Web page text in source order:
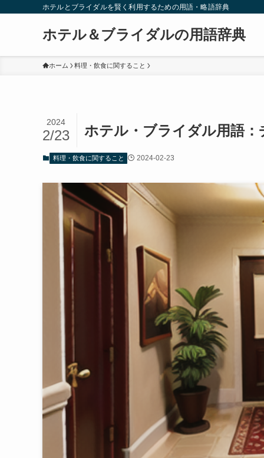
ホテルとブライダルを賢く利用するための用語・略語辞典
ホテル＆ブライダルの用語辞典
ホーム 料理・飲食に関すること
ホテル・ブライダル用語
2024
2/23
料理・飲食に関すること 2024-02-23